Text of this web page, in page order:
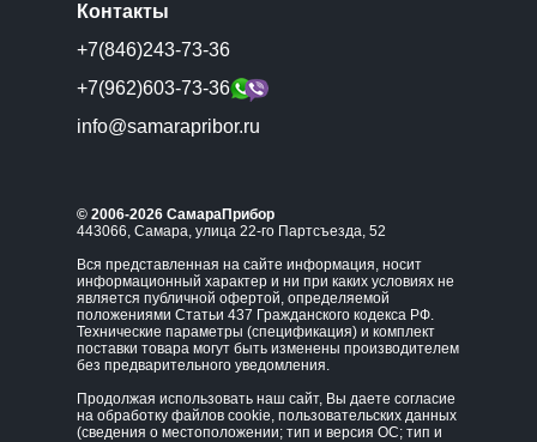
Контакты
+7(846)243-73-36
+7(962)603-73-36
info@samarapribor.ru
© 2006-2026 СамараПрибор
443066, Самара, улица 22-го Партсъезда, 52
Вся представленная на сайте информация, носит
информационный характер и ни при каких условиях не
является публичной офертой, определяемой
положениями Статьи 437 Гражданского кодекса РФ.
Технические параметры (спецификация) и комплект
поставки товара могут быть изменены производителем
без предварительного уведомления.
Продолжая использовать наш сайт, Вы даете согласие
на обработку файлов cookie, пользовательских данных
(сведения о местоположении; тип и версия ОС; тип и